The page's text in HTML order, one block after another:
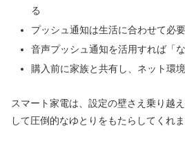
る
プッシュ通知は生活に合わせて必
音声プッシュ通知を活用すれば「
購入前に家族と共有し、ネット環
スマート家電は、設定の壁さえ乗り越
して圧倒的なゆとりをもたらしてくれま